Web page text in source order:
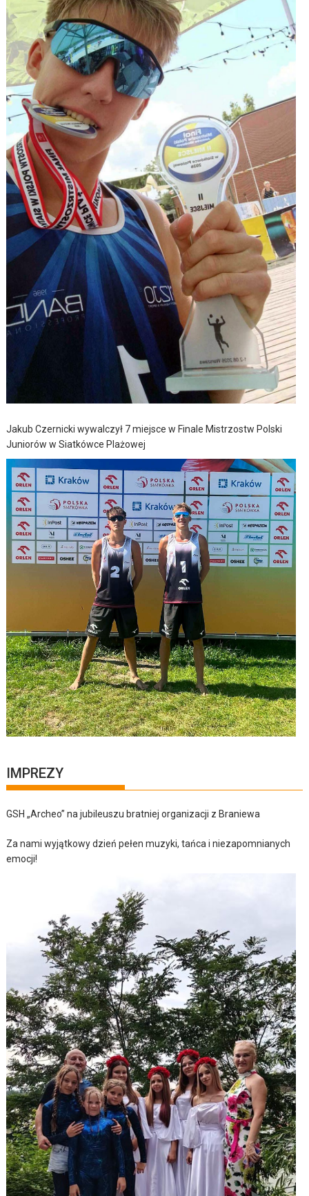
Jakub Czernicki wywalczył 7 miejsce w Finale Mistrzostw Polski
Juniorów w Siatkówce Plażowej
IMPREZY
GSH „Archeo” na jubileuszu bratniej organizacji z Braniewa
Za nami wyjątkowy dzień pełen muzyki, tańca i niezapomnianych
emocji!